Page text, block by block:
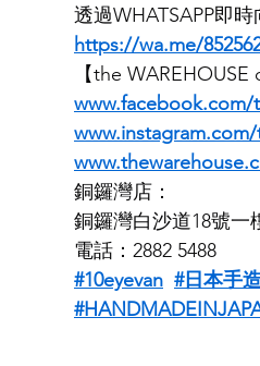
透過WHATSAPP即時
https://wa.me/
【the
www.facebook.com/
銅鑼灣店：
銅鑼灣白沙道18號一
電話：2882 5488
#10eyevan #日本手